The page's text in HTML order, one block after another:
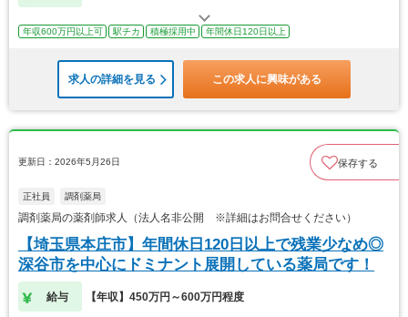
年収600万円以上可 駅チカ 積極採用中 年間休日120日以上
求人の詳細を見る この求人に興味がある
更新日：2026年5月26日 保存する
正社員 調剤薬局
調剤薬局の薬剤師求人（法人名非公開 ※詳細はお問合せください）
【埼玉県本庄市】年間休日120日以上で残業少なめ◎
深谷市を中心にドミナント展開している薬局です！
給与 【年収】450万円～600万円程度